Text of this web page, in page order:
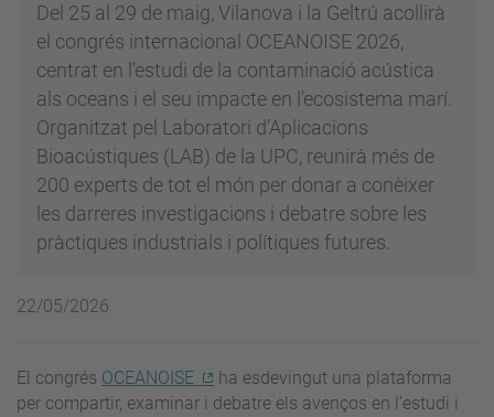
Del 25 al 29 de maig, Vilanova i la Geltrú acollirà
el congrés internacional OCEANOISE 2026,
centrat en l’estudi de la contaminació acústica
als oceans i el seu impacte en l’ecosistema marí.
Organitzat pel Laboratori d’Aplicacions
Bioacústiques (LAB) de la UPC, reunirà més de
200 experts de tot el món per donar a conèixer
les darreres investigacions i debatre sobre les
pràctiques industrials i polítiques futures.
22/05/2026
El congrés OCEANOISE
ha esdevingut una plataforma
per compartir, examinar i debatre els avenços en l’estudi i